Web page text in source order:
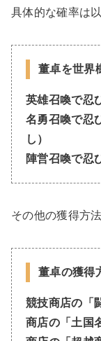
具体的な確率は
董卓を世界
英雄召喚で忍
名勇召喚で忍
し）
陣営召喚で忍
その他の獲得方
董卓の獲得
競技商店の「
商店の「土国